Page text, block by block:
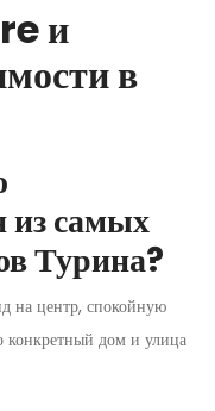
и
в
из самых
Турина?
на центр, спокойную
конкретный дом и улица